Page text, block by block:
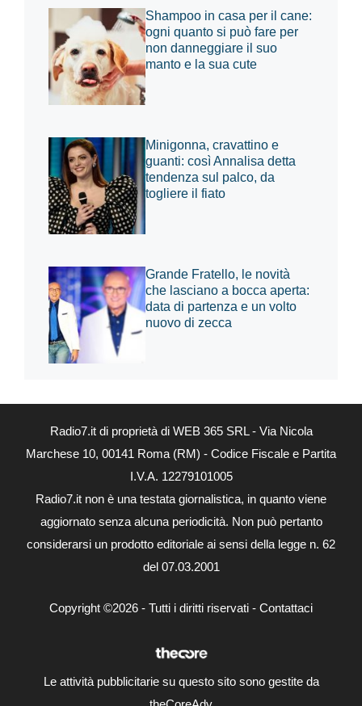
Shampoo in casa per il cane:
ogni quanto si può fare per
non danneggiare il suo
manto e la sua cute
Minigonna, cravattino e
guanti: così Annalisa detta
tendenza sul palco, da
togliere il fiato
Grande Fratello, le novità
che lasciano a bocca aperta:
data di partenza e un volto
nuovo di zecca
Radio7.it di proprietà di WEB 365 SRL - Via Nicola
Marchese 10, 00141 Roma (RM) - Codice Fiscale e Partita
I.V.A. 12279101005
Radio7.it non è una testata giornalistica, in quanto viene
aggiornato senza alcuna periodicità. Non può pertanto
considerarsi un prodotto editoriale ai sensi della legge n. 62
del 07.03.2001
Copyright ©2026 - Tutti i diritti riservati - Contattaci
Le attività pubblicitarie su questo sito sono gestite da